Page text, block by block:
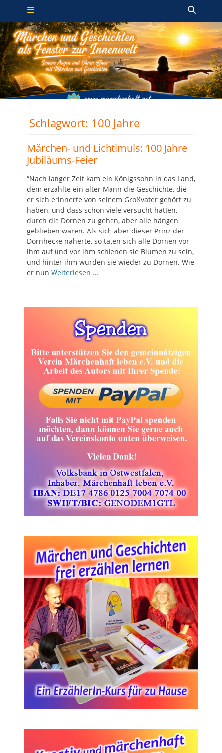
Zum
springen
Primäres Menü
Schlagwort: 100 Jahre
Märchen- und Lichtimuls: 100 Jahre
Jubiläums-Feier
“Nach langer Zeit kam ein Königssohn in das Land,
dem erzählte ein alter Mann die Geschichte, die
er sich erinnerte von seinem Großvater gehört zu
haben, und dass schon viele versucht hätten,
durch die Dornen zu gehen, aber alle hängen
geblieben wären. Als sich aber dieser Prinz der
Dornhecke näherte, so taten sich alle Dornen vor
ihm auf und vor ihm schienen sie Blumen zu sein,
und hinter ihm wurden sie wieder zu Dornen. Wie
er nun Weiterlesen …